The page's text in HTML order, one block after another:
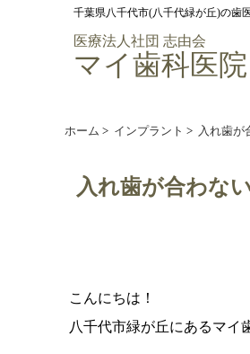
千葉県八千代市(八千代緑が丘)の歯
医療法人社団 志由会
マイ歯科医院
ホーム > インプラント > 入れ歯が
入れ歯が合わな
こんにちは！
八千代市緑が丘にあるマイ